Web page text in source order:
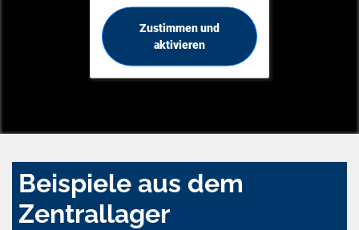
Zustimmen und
aktivieren
Beispiele aus dem
Zentrallager